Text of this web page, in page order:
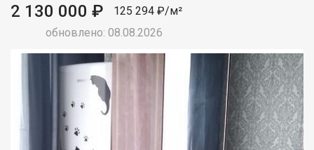
2 130 000 ₽
125 294 ₽/м²
обновлено: 08.08.2026